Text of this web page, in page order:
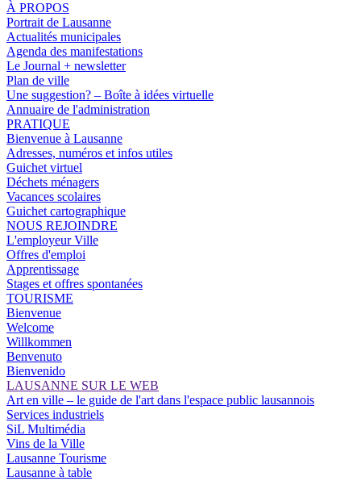
À PROPOS
Portrait de Lausanne
Actualités municipales
Agenda des manifestations
Le Journal + newsletter
Plan de ville
Une suggestion? – Boîte à idées virtuelle
Annuaire de l'administration
PRATIQUE
Bienvenue à Lausanne
Adresses, numéros et infos utiles
Guichet virtuel
Déchets ménagers
Vacances scolaires
Guichet cartographique
NOUS REJOINDRE
L'employeur Ville
Offres d'emploi
Apprentissage
Stages et offres spontanées
TOURISME
Bienvenue
Welcome
Willkommen
Benvenuto
Bienvenido
LAUSANNE SUR LE WEB
Art en ville – le guide de l'art dans l'espace public lausannois
Services industriels
SiL Multimédia
Vins de la Ville
Lausanne Tourisme
Lausanne à table